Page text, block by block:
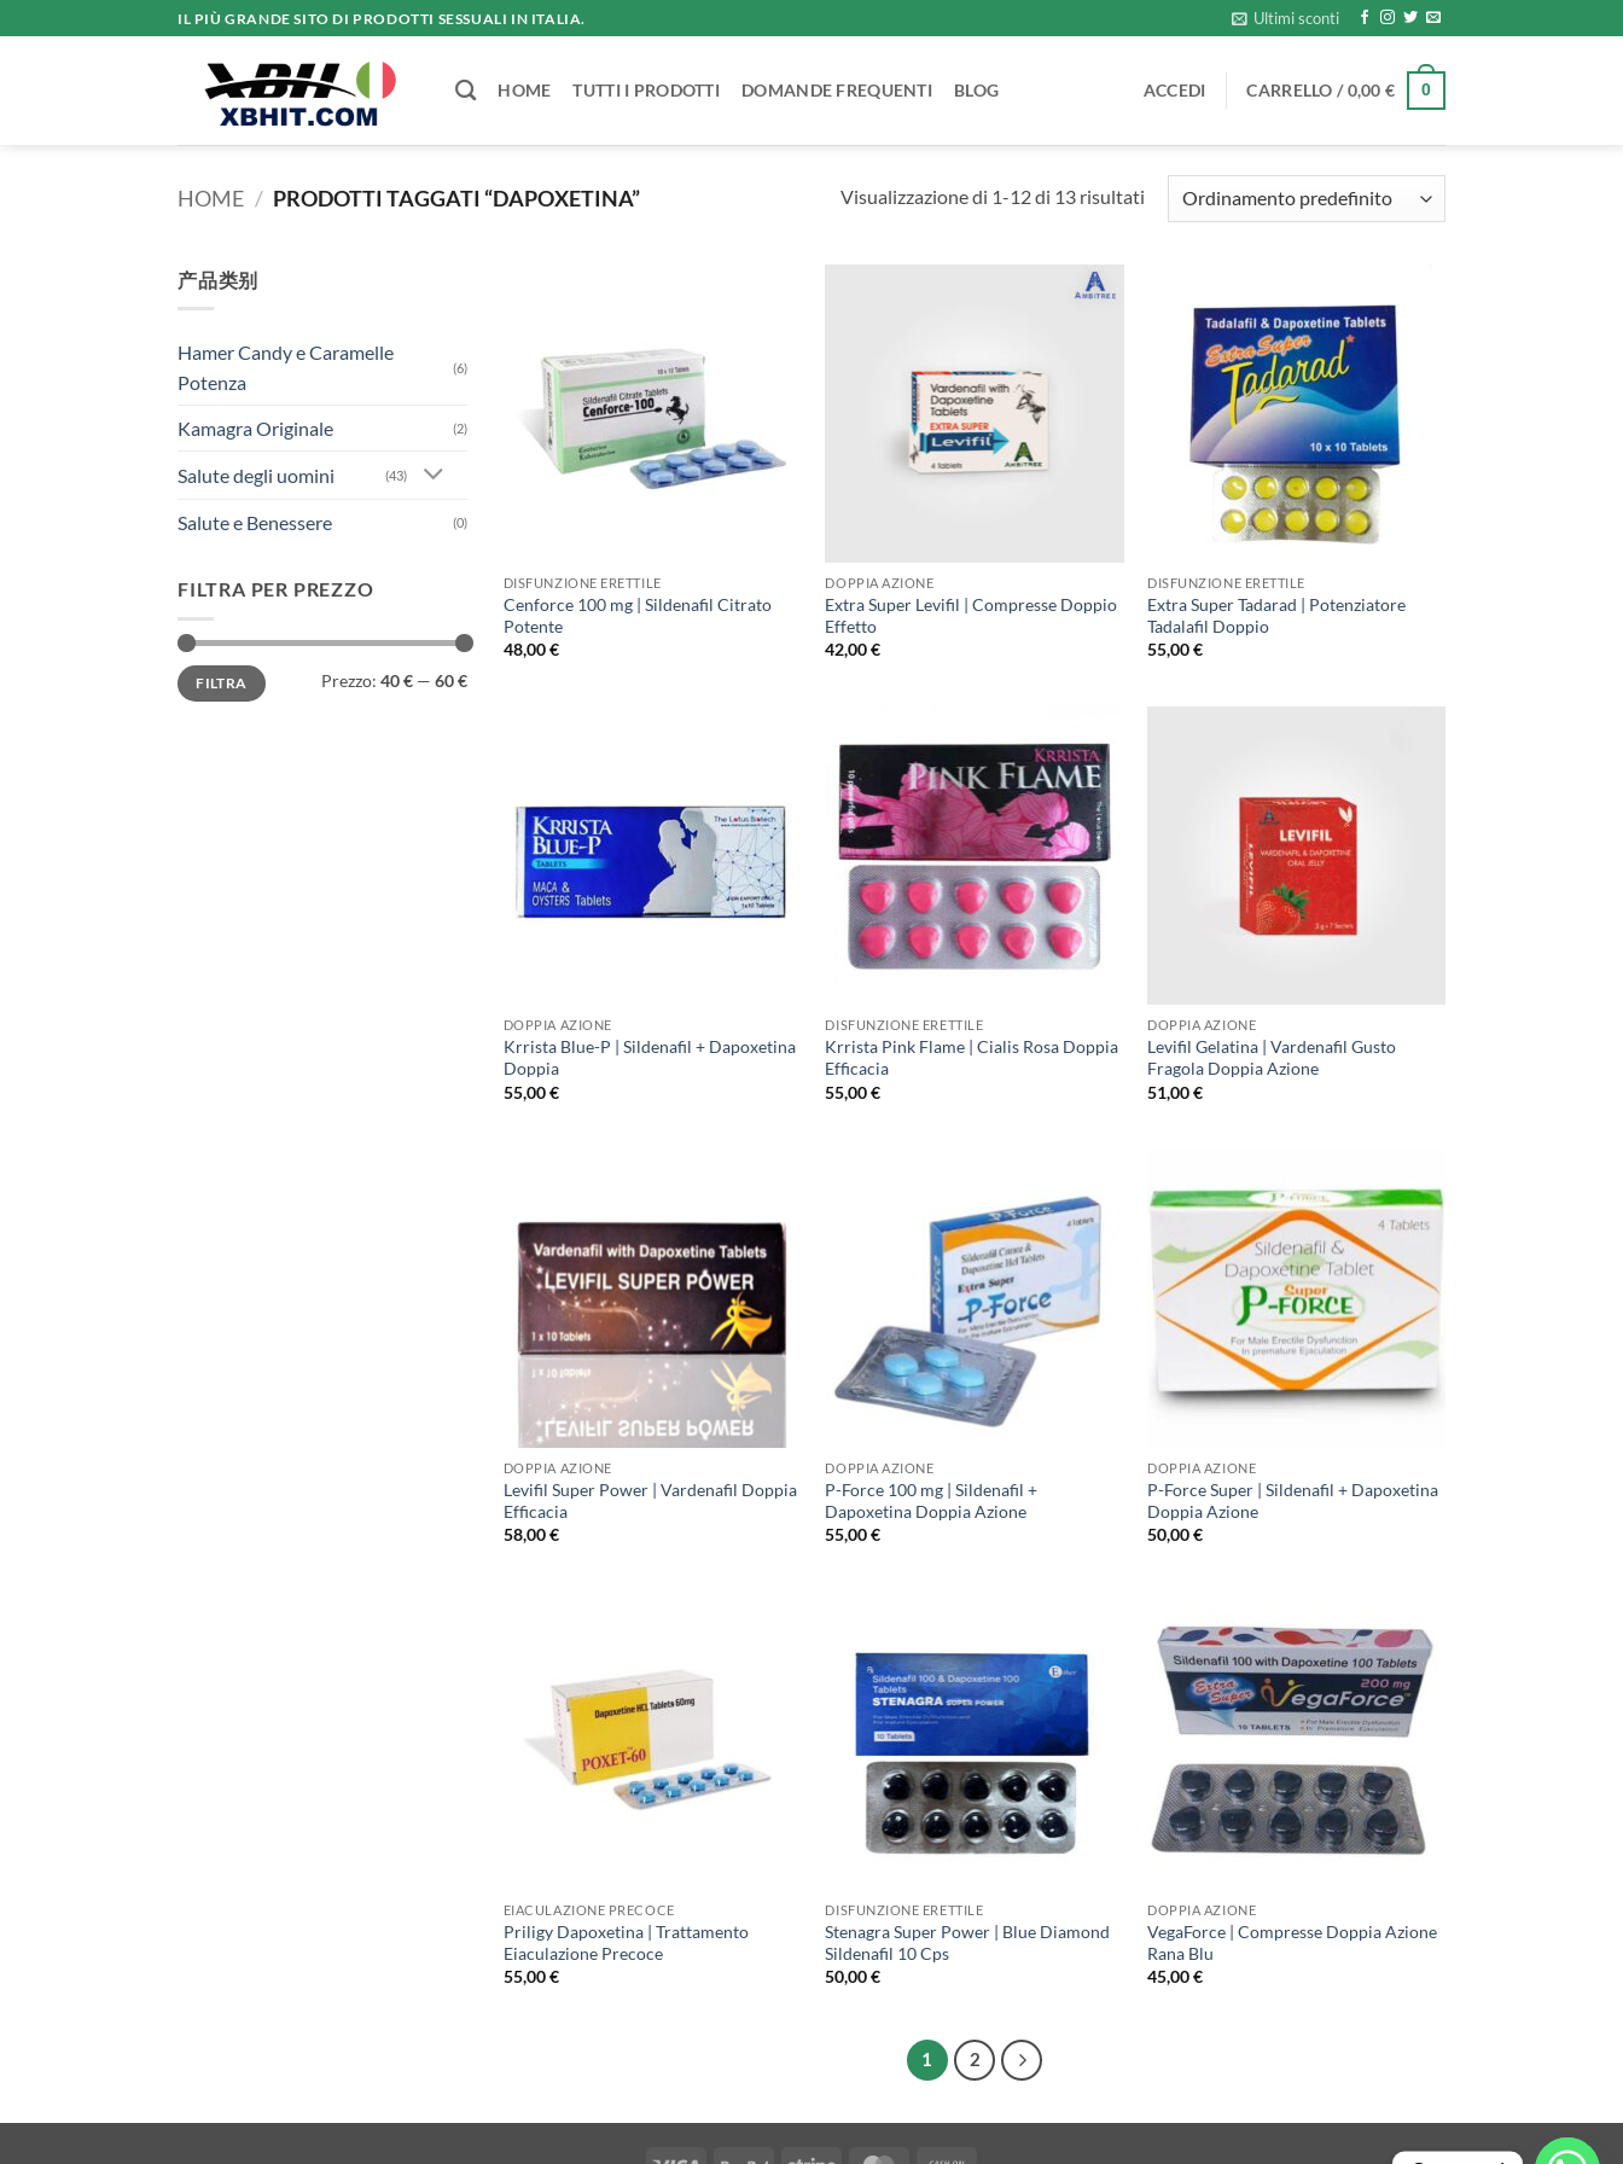
ai
IL PIÙ GRANDE SITO DI PRODOTTI SESSUALI IN ITALIA. Ultimi sconti
HOME TUTTI I PRODOTTI DOMANDE FREQUENTI BLOG ACCEDI CARRELLO /0,00€ 0
HOME / PRODOTTI TAGGATI “DAPOXETINA” Visualizzazione di 1-12 di 13 risultati
产品类别
Hamer Candy e Caramelle
Potenza
(6)
Kamagra Originale (2)
Salute degli uomini (43)
Salute e Benessere (0)
FILTRA PER PREZZO
Prezzo
Min
Prezzo
MaxFILTRA Prezzo: 40 € — 60 €
DISFUNZIONE ERETTILE
Cenforce 100 mg | Sildenafil Citrato
Potente
48,00€
DOPPIA AZIONE
Extra Super Levifil | Compresse Doppio
Effetto
42,00€
DISFUNZIONE ERETTILE
Extra Super Tadarad | Potenziatore
Tadalafil Doppio
55,00€
DOPPIA AZIONE
Krrista Blue-P | Sildenafil + Dapoxetina
Doppia
55,00€
DISFUNZIONE ERETTILE
Krrista Pink Flame | Cialis Rosa Doppia
Efficacia
55,00€
DOPPIA AZIONE
Levifil Gelatina | Vardenafil Gusto
Fragola Doppia Azione
51,00€
DOPPIA AZIONE
Levifil Super Power | Vardenafil Doppia
Efficacia
58,00€
DOPPIA AZIONE
P-Force 100 mg | Sildenafil +
Dapoxetina Doppia Azione
55,00€
DOPPIA AZIONE
P-Force Super | Sildenafil + Dapoxetina
Doppia Azione
50,00€
EIACULAZIONE PRECOCE
Priligy Dapoxetina | Trattamento
Eiaculazione Precoce
55,00€
DISFUNZIONE ERETTILE
Stenagra Super Power | Blue Diamond
Sildenafil 10 Cps
50,00€
DOPPIA AZIONE
VegaForce | Compresse Doppia Azione
Rana Blu
45,00€
1 2